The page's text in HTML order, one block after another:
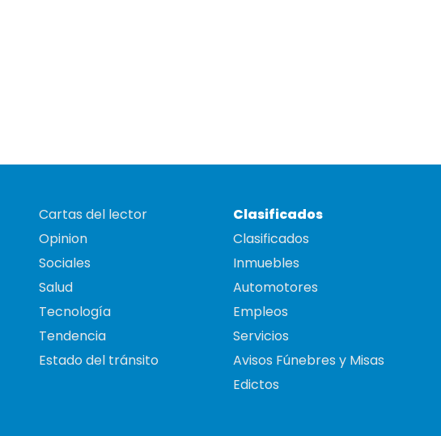
Cartas del lector
Opinion
Sociales
Salud
Tecnología
Tendencia
Estado del tránsito
Clasificados
Clasificados
Inmuebles
Automotores
Empleos
Servicios
Avisos Fúnebres y Misas
Edictos